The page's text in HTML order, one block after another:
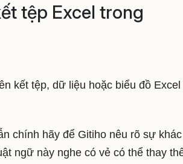
tệp Excel trong
kết tệp, dữ liệu hoặc biểu đồ Excel
chính hãy để Gitiho nêu rõ sự
ngữ này nghe có vẻ có thể thay